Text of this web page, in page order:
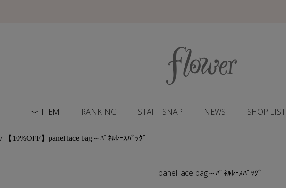
ITEM RANKING STAFF SNAP NEWS SHOP LIST
/ 【10%OFF】panel lace bag～ﾊﾟﾈﾙﾚｰｽﾊﾞｯｸﾞ
panel lace bag～ﾊﾟﾈﾙﾚｰｽﾊﾞｯｸﾞ